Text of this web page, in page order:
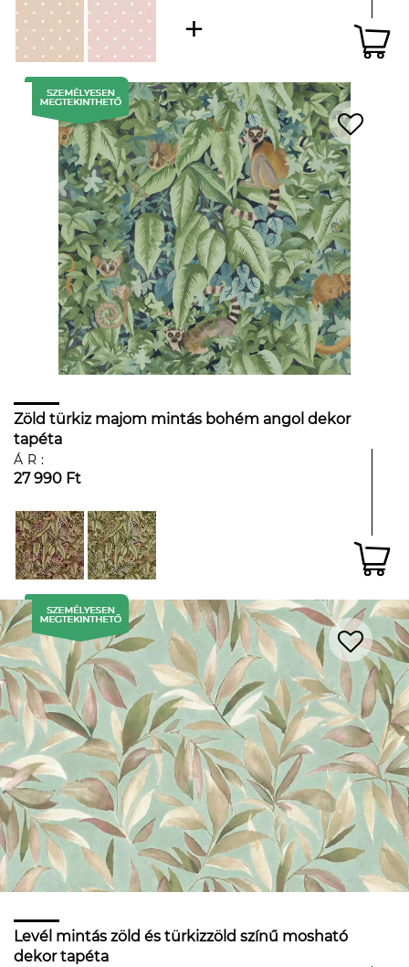
Zöld türkiz majom mintás bohém angol dekor
tapéta
ÁR:
27 990 Ft
Levél mintás zöld és türkizzöld színű mosható
dekor tapéta